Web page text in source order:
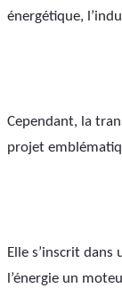
énergétique,
Cependant, la
projet
Elle s’inscrit
l’énergie un